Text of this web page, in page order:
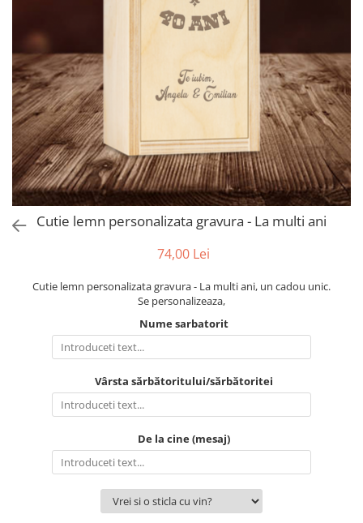
Rame foto personalizate
Plachete personalizate
Sort personalizat
Tricouri personalizate
Pix personalizat
Set cadou
Tavita de mot
Umerase Personalizate
Pahare personalizate
Cutie lemn personalizata gravura - La multi ani
74,00 Lei
Cutie lemn personalizata gravura - La multi ani, un cadou unic.
Se personalizeaza,
Nume sarbatorit
Vârsta sărbătoritului/sărbătoritei
De la cine (mesaj)